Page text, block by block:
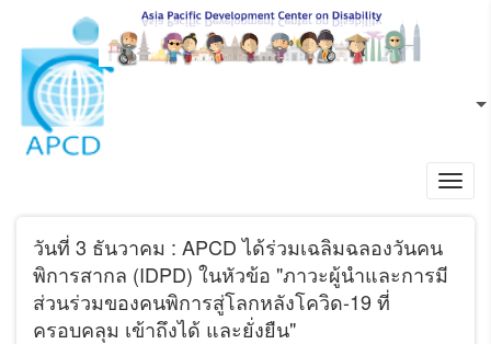
ข้ามไปยังเนื้อหาหลัก
TH
วันที่ 3 ธันวาคม : APCD ได้ร่วมเฉลิมฉลองวันคน
พิการสากล (IDPD) ในหัวข้อ "ภาวะผู้นำและการมี
ส่วนร่วมของคนพิการสู่โลกหลังโควิด-19 ที่
ครอบคลุม เข้าถึงได้ และยั่งยืน"